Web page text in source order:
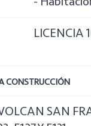
LICENCIA
CONSTRUCCIÓN
SAN